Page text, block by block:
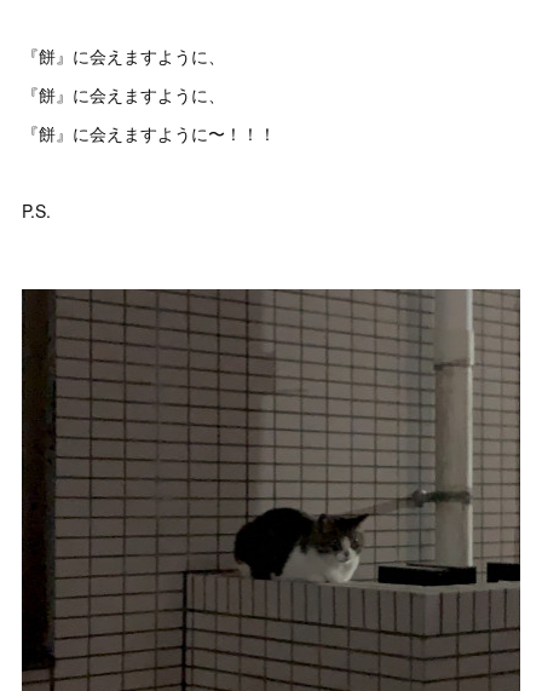
『餅』に会えますように、
『餅』に会えますように、
『餅』に会えますように〜！！！
P.S.